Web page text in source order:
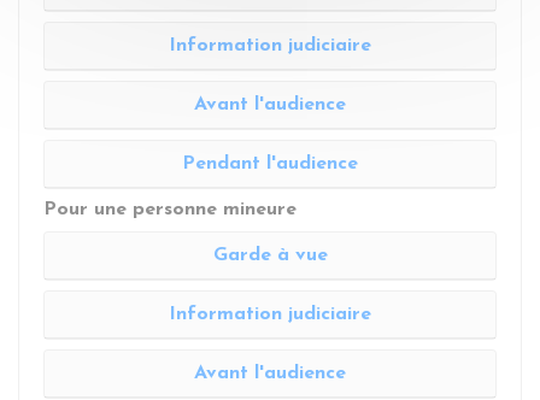
Information judiciaire
Avant l'audience
Pendant l'audience
Pour une personne mineure
Garde à vue
Information judiciaire
Avant l'audience